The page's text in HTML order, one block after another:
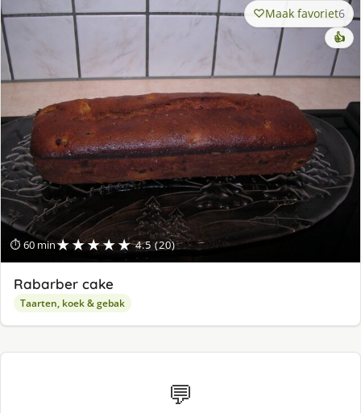
⏱ 60 min★★★★★ 4.5 (20)
Maak favoriet6
👍
Rabarber cake
Taarten, koek & gebak
💬